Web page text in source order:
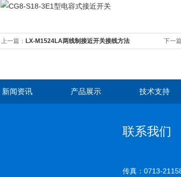
上一篇： LX-M1524LA两线制接近开关接线方法 下一
新闻资讯 产品展示 技术支持
联系我们
传真：0713-